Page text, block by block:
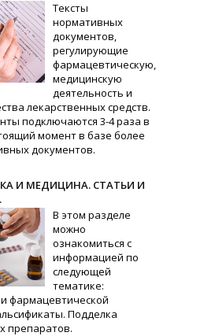
Тексты
нормативных
документов,
регулирующие
фармацевтическую,
медицинскую
деятельность и
лекарственных средств.
подключаются 3-4 раза в
момент в базе более
документов.
И МЕДИЦИНА. СТАТЬИ И
В этом разделе
можно
ознакомиться с
информацией по
следующей
тематике:
фармацевтической
Подделка
препаратов.